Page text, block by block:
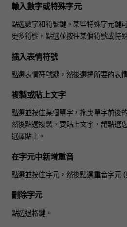
輸入數字或特殊字元
點選數字和符號鍵。某些特殊字元鍵
更多符號，點選並按住某個符號或特
插入表情符號
點選表情符號鍵，然後選擇所要的表
複製或貼上文字
點選並按住某個單字，拖曳單字前後
然後點選複製。要貼上文字，請點選
選擇貼上 。
在字元中新增重音
點選並按住字元，然後點選重音字元
刪除字元
點選退格鍵。